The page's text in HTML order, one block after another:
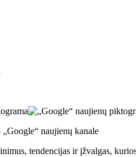
naujienų kanale
tendencijas ir įžvalgas,